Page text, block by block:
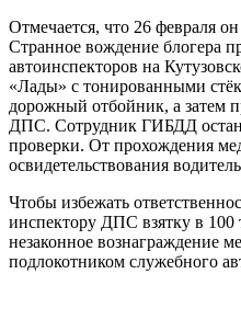
Отмечается, что 26 февраля
Странное вождение блогера
автоинспекторов на
«Лады» с тонированными
дорожный отбойник, а затем
ДПС. Сотрудник ГИБДД
проверки. От прохождения
освидетельствования
Чтобы избежать
инспектору ДПС взятку в
незаконное вознаграждение
подлокотником служебного